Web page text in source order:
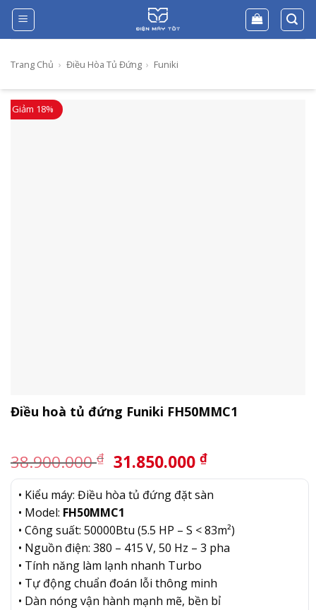
Skip
content
Trang Chủ › Điều Hòa Tủ Đứng › Funiki
Giảm 18%
Điều hoà tủ đứng Funiki FH50MMC1
38.900.000₫ Giá
gốc
là:
38.900.000 ₫.
31.850.000 ₫Giá
hiện
tại
31.850.000 ₫.
• Kiểu máy: Điều hòa tủ đứng đặt sàn
• Model: FH50MMC1
• Công suất: 50000Btu (5.5 HP – S < 83m²)
• Nguồn điện: 380 – 415 V, 50 Hz – 3 pha
• Tính năng làm lạnh nhanh Turbo
• Tự động chuẩn đoán lỗi thông minh
• Dàn nóng vận hành mạnh mẽ, bền bỉ